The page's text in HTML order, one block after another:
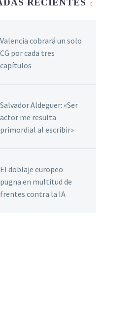
RECIENTES
Valencia cobrará un solo
CG por cada tres
capítulos
Salvador Aldeguer: «Ser
actor me resulta
primordial al escribir»
El doblaje europeo
pugna en multitud de
frentes contra la IA